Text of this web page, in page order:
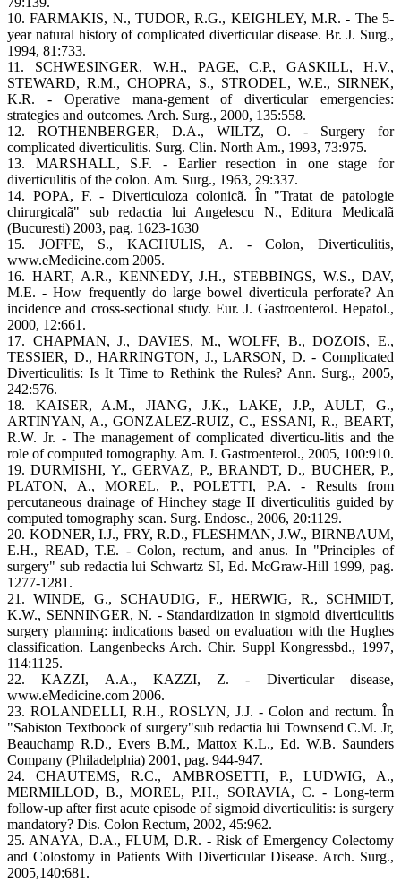
10. FARMAKIS, N., TUDOR, R.G., KEIGHLEY, M.R. - The 5-
year natural history of complicated diverticular disease. Br. J. Surg.,
1994, 81:733.
11. SCHWESINGER, W.H., PAGE, C.P., GASKILL, H.V.,
STEWARD, R.M., CHOPRA, S., STRODEL, W.E., SIRNEK,
K.R. - Operative mana-gement of diverticular emergencies:
strategies and outcomes. Arch. Surg., 2000, 135:558.
12. ROTHENBERGER, D.A., WILTZ, O. - Surgery for
complicated diverticulitis. Surg. Clin. North Am., 1993, 73:975.
13. MARSHALL, S.F. - Earlier resection in one stage for
diverticulitis of the colon. Am. Surg., 1963, 29:337.
14. POPA, F. - Diverticuloza colonicã. În "Tratat de patologie
chirurgicalã" sub redactia lui Angelescu N., Editura Medicalã
(Bucuresti) 2003, pag. 1623-1630
15. JOFFE, S., KACHULIS, A. - Colon, Diverticulitis,
www.eMedicine.com 2005.
16. HART, A.R., KENNEDY, J.H., STEBBINGS, W.S., DAV,
M.E. - How frequently do large bowel diverticula perforate? An
incidence and cross-sectional study. Eur. J. Gastroenterol. Hepatol.,
2000, 12:661.
17. CHAPMAN, J., DAVIES, M., WOLFF, B., DOZOIS, E.,
TESSIER, D., HARRINGTON, J., LARSON, D. - Complicated
Diverticulitis: Is It Time to Rethink the Rules? Ann. Surg., 2005,
242:576.
18. KAISER, A.M., JIANG, J.K., LAKE, J.P., AULT, G.,
ARTINYAN, A., GONZALEZ-RUIZ, C., ESSANI, R., BEART,
R.W. Jr. - The management of complicated diverticu-litis and the
role of computed tomography. Am. J. Gastroenterol., 2005, 100:910.
19. DURMISHI, Y., GERVAZ, P., BRANDT, D., BUCHER, P.,
PLATON, A., MOREL, P., POLETTI, P.A. - Results from
percutaneous drainage of Hinchey stage II diverticulitis guided by
computed tomography scan. Surg. Endosc., 2006, 20:1129.
20. KODNER, I.J., FRY, R.D., FLESHMAN, J.W., BIRNBAUM,
E.H., READ, T.E. - Colon, rectum, and anus. In "Principles of
surgery" sub redactia lui Schwartz SI, Ed. McGraw-Hill 1999, pag.
1277-1281.
21. WINDE, G., SCHAUDIG, F., HERWIG, R., SCHMIDT,
K.W., SENNINGER, N. - Standardization in sigmoid diverticulitis
surgery planning: indications based on evaluation with the Hughes
classification. Langenbecks Arch. Chir. Suppl Kongressbd., 1997,
114:1125.
22. KAZZI, A.A., KAZZI, Z. - Diverticular disease,
www.eMedicine.com 2006.
23. ROLANDELLI, R.H., ROSLYN, J.J. - Colon and rectum. În
"Sabiston Textboock of surgery"sub redactia lui Townsend C.M. Jr,
Beauchamp R.D., Evers B.M., Mattox K.L., Ed. W.B. Saunders
Company (Philadelphia) 2001, pag. 944-947.
24. CHAUTEMS, R.C., AMBROSETTI, P., LUDWIG, A.,
MERMILLOD, B., MOREL, P.H., SORAVIA, C. - Long-term
follow-up after first acute episode of sigmoid diverticulitis: is surgery
mandatory? Dis. Colon Rectum, 2002, 45:962.
25. ANAYA, D.A., FLUM, D.R. - Risk of Emergency Colectomy
and Colostomy in Patients With Diverticular Disease. Arch. Surg.,
2005,140:681.